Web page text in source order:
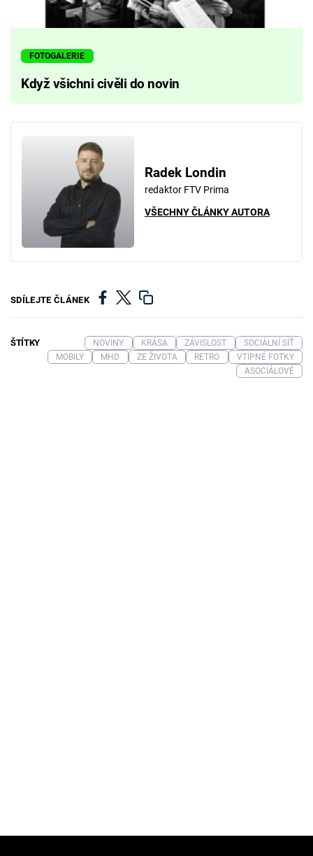
FOTOGALERIE
Když všichni civěli do novin
Radek Londin
redaktor FTV Prima
VŠECHNY ČLÁNKY AUTORA
SDÍLEJTE ČLÁNEK
ŠTÍTKY NOVINY KRÁSA ZÁVISLOST
SOCIÁLNÍ SÍŤ
MOBILY
MHD ZE ŽIVOTA RETRO
VTIPNÉ FOTKY
ASOCIÁLOVÉ